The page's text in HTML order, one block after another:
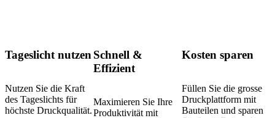
Tageslicht nutzen
Nutzen Sie die Kraft
des Tageslichts für
höchste Druckqualität.
Schnell &
Effizient
Maximieren Sie Ihre
Produktivität mit
Kosten sparen
Füllen Sie die grosse
Druckplattform mit
Bauteilen und sparen